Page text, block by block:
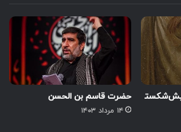
حضرت قاسم بن الحسن
۱۴ مرداد ۱۴۰۳